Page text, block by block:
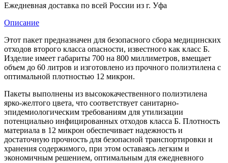
Ежедневная доставка по всей России из г. Уфа
Описание
Этот пакет предназначен для безопасного сбора медицинских
отходов второго класса опасности, известного как класс Б.
Изделие имеет габариты 700 на 800 миллиметров, вмещает
объем до 60 литров и изготовлено из прочного полиэтилена с
оптимальной плотностью 12 микрон.
Пакеты выполнены из высококачественного полиэтилена
ярко-желтого цвета, что соответствует санитарно-
эпидемиологическим требованиям для утилизации
потенциально инфицированных отходов класса Б. Плотность
материала в 12 микрон обеспечивает надежность и
достаточную прочность для безопасной транспортировки и
хранения содержимого, при этом оставаясь легким и
экономичным решением, оптимальным для ежедневного